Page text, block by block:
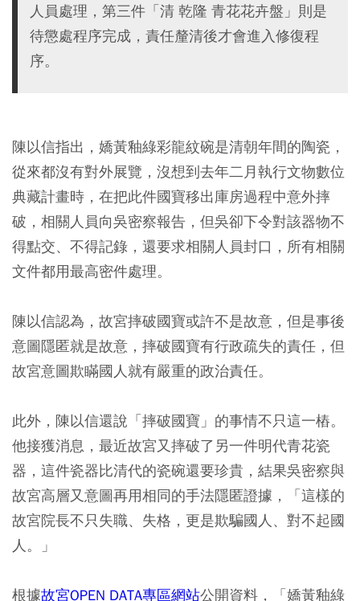
人員處理，第三件「清 乾隆 青花花卉盤」則是
待懲處程序完成，責任釐清後才會進入修復程
序。
陳以信指出，嬌黃釉綠彩龍紋碗是清朝年間的陶瓷，
從來都沒有對外展覽，沒想到去年二月執行文物數位
典藏計畫時，在把此件國寶移出庫房過程中意外摔
破，相關人員向吳密察報告，但吳卻下令對該器物不
得點交、不得記錄，還要求相關人員封口，所有相關
文件都用最高密件處理。
陳以信認為，故宮摔破國寶或許不是故意，但是事後
意圖隱匿就是故意，摔破國寶有行政疏失的責任，但
故宮意圖欺瞞國人就有嚴重的政治責任。
此外，陳以信還說「摔破國寶」的事情不只這一樁。
他接獲消息，最近故宮又摔破了另一件明代青花瓷
器，這件瓷器比清代的瓷碗還要珍貴，結果吳密察與
故宮高層又意圖再用相同的手法隱匿證據，「這樣的
故宮院長不只失職、失格，更是欺騙國人、對不起國
人。」
根據故宮OPEN DATA專區網站公開資料，「嬌黃釉綠